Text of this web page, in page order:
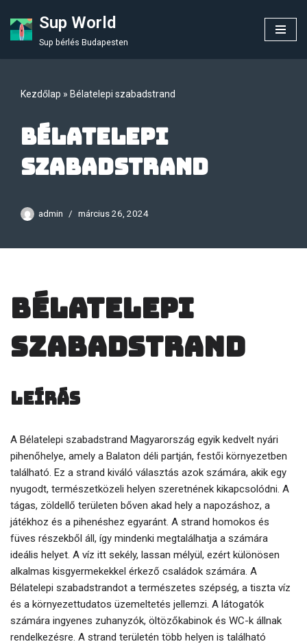
Skip
Sup World
Sup bérlés Budapesten
Kezdőlap » Bélatelepi szabadstrand
Bélatelepi
szabadstrand
admin március 26, 2024
Bélatelepi
szabadstrand
Leírás
A Bélatelepi szabadstrand Magyarország egyik kedvelt nyári
pihenőhelye, amely a Balaton déli partján, festői környezetben
található. Ez a strand kiváló választás azok számára, akik egy
nyugodt, természetközeli helyen szeretnének kikapcsolódni. A
tágas, zöldellő területen bőven akad hely a napozáshoz, a
játékhoz és a pihenéshez egyaránt. A strand homokos és
füves részekből áll, így mindenki megtalálhatja a számára
ideális helyet. A víz itt sekély, lassan mélyül, ezért különösen
alkalmas kisgyermekekkel érkező családok számára. A
Bélatelepi szabadstrandot a természetes szépség, a tiszta víz
és a környezettudatos üzemeltetés jellemzi. A látogatók
számára ingyenes zuhanyzók, öltözőkabinok és WC-k állnak
rendelkezésre. A strand területén több helyen is található